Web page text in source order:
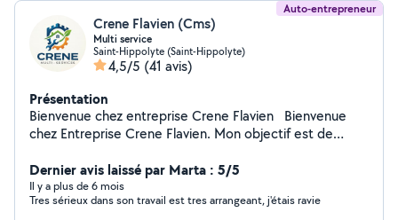
Auto-entrepreneur
Crene Flavien (Cms)
Multi service
Saint-Hippolyte (Saint-Hippolyte)
4,5/5 (41 avis)
Présentation
Bienvenue chez entreprise Crene Flavien Bienvenue
chez Entreprise Crene Flavien. Mon objectif est de
services et des produits de qualité. Parcourez mon site
pour en savoir plus sur les prestations de l'entreprise.
Prestations des services Tous mes clients doivent
Dernier avis laissé par Marta : 5/5
Il y a plus de 6 mois
Tres sérieux dans son travail est tres arrangeant, j'étais ravie